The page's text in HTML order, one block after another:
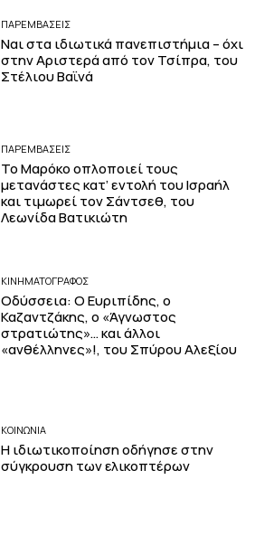
ΠΑΡΕΜΒΑΣΕΙΣ
Ναι στα ιδιωτικά πανεπιστήμια – όχι
στην Αριστερά από τον Τσίπρα, του
Στέλιου Βαϊνά
ΠΑΡΕΜΒΑΣΕΙΣ
Το Μαρόκο οπλοποιεί τους
μετανάστες κατ’ εντολή του Ισραήλ
και τιμωρεί τον Σάντσεθ, του
Λεωνίδα Βατικιώτη
ΚΙΝΗΜΑΤΟΓΡΆΦΟΣ
Οδύσσεια: Ο Ευριπίδης, ο
Καζαντζάκης, ο «Άγνωστος
στρατιώτης»… και άλλοι
«ανθέλληνες»!, του Σπύρου Αλεξίου
ΚΟΙΝΩΝΙΑ
Η ιδιωτικοποίηση οδήγησε στην
σύγκρουση των ελικοπτέρων